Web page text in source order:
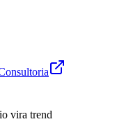
vira trend